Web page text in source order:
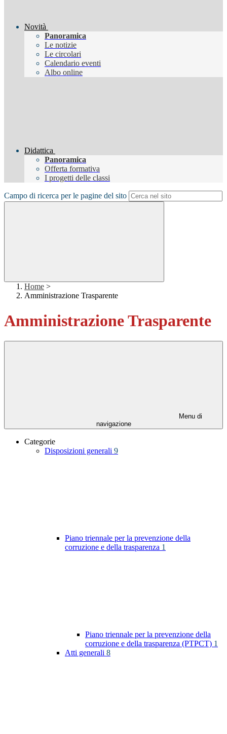
Novità
Panoramica
Le notizie
Le circolari
Calendario eventi
Albo online
Didattica
Panoramica
Offerta formativa
I progetti delle classi
Campo di ricerca per le pagine del sito
Home >
Amministrazione Trasparente
Amministrazione Trasparente
Menu di
navigazione
Categorie
Disposizioni generali 9
Piano triennale per la prevenzione della
corruzione e della trasparenza 1
Piano triennale per la prevenzione della
corruzione e della trasparenza (PTPCT) 1
Atti generali 8